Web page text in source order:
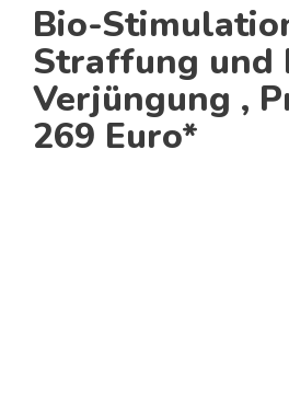
Bio-
Straffung und
Verjüngung ,
269 Euro*